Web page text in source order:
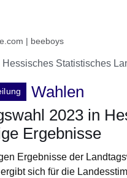
| beeboys
Hessisches Statistisches
Wahlen
2023 in
Ergebnisse
Ergebnisse der
sich für die